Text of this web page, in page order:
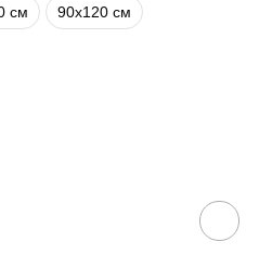
см 90х120 см